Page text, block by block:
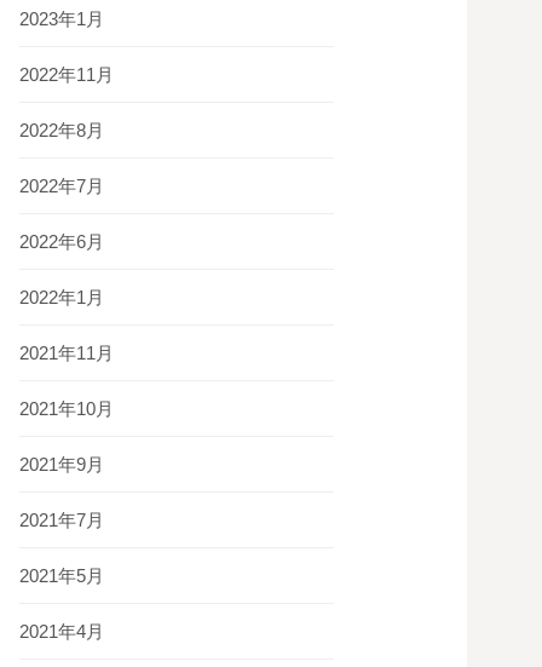
2023年1月
2022年11月
2022年8月
2022年7月
2022年6月
2022年1月
2021年11月
2021年10月
2021年9月
2021年7月
2021年5月
2021年4月